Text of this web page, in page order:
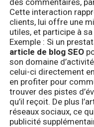
des commentaires,
Cette interaction
clients, lui offre une
utiles, et participe à
Exemple : Si un
article de blog SEO
son domaine
celui-ci directement
en profiter pour
trouver des pistes
qu’il reçoit. De plus
réseaux sociaux, ce
publicité